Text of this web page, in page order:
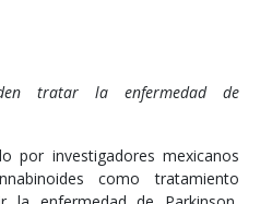
tratar la enfermedad de
por investigadores mexicanos
como tratamiento